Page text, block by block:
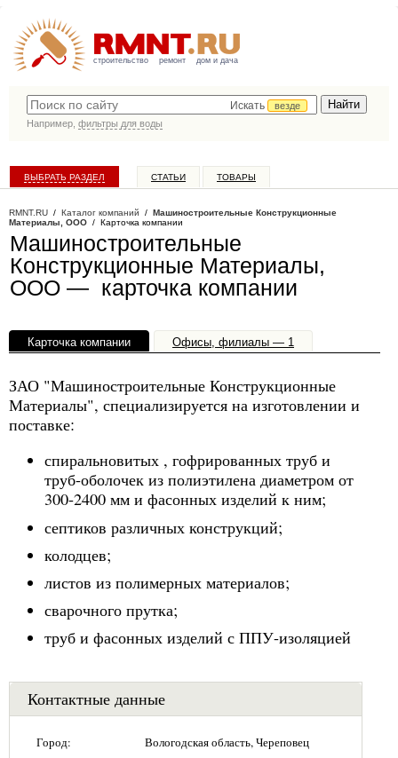
строительство ремонт дом и дача
Искать
везде
Например, фильтры для воды
ВЫБРАТЬ РАЗДЕЛ СТАТЬИ ТОВАРЫ
RMNT.RU / Каталог компаний / Машиностроительные Конструкционные
Материалы, ООО / Карточка компании
Машиностроительные
Конструкционные Материалы,
ООО — карточка компании
Карточка компании Офисы, филиалы — 1
ЗАО "Машиностроительные Конструкционные
Материалы", специализируется на изготовлении и
поставке:
спиральновитых , гофрированных труб и
труб-оболочек из полиэтилена диаметром от
300-2400 мм и фасонных изделий к ним;
септиков различных конструкций;
колодцев;
листов из полимерных материалов;
сварочного прутка;
труб и фасонных изделий с ППУ-изоляцией
Контактные данные
Город: Вологодская область, Череповец